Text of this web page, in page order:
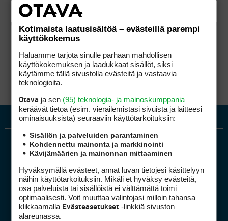
Golfpiste mediakortti
Kotimaista laatusisältöä – evästeillä parempi
käyttökokemus
Haluamme tarjota sinulle parhaan mahdollisen
käyttökokemuksen ja laadukkaat sisällöt, siksi
käytämme tällä sivustolla evästeitä ja vastaavia
teknologioita.
Otava ja sen (95) teknologia- ja mainoskumppania
keräävät tietoa (esim. vierailemis­tasi sivuista ja laitteesi
ominaisuuk­sista) seuraaviin käyttötarkoituksiin:
Sisällön ja palveluiden parantaminen
Kohdennettu mainonta ja markkinointi
Kävijämäärien ja mainonnan mittaaminen
Hyväksymällä evästeet, annat luvan tietojesi käsittelyyn
näihin käyttötarkoituksiin. Mikäli et hyväksy evästeitä,
osa palveluista tai sisällöistä ei välttämättä toimi
optimaalisesti. Voit muuttaa valintojasi milloin tahansa
klikkaamalla Evästeasetukset -linkkiä sivuston
alareunassa.